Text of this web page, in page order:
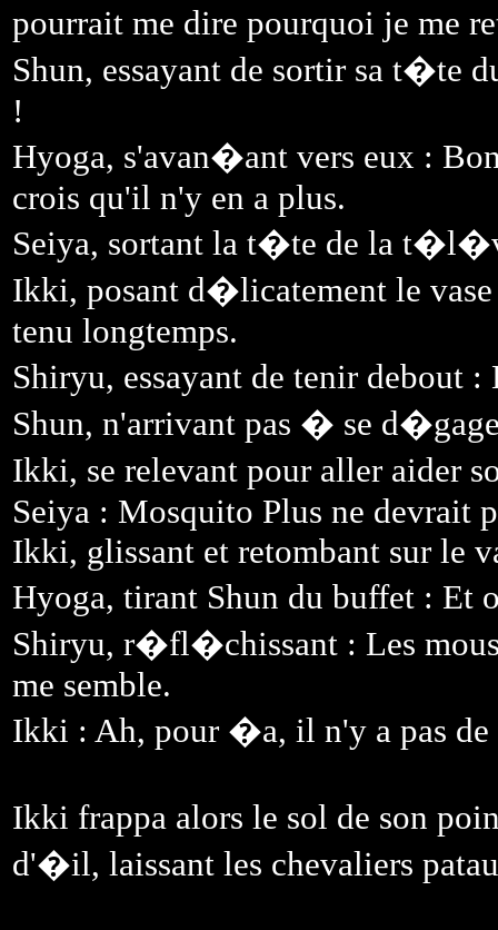
pourrait me dire pourquoi je me
Shun, essayant de sortir sa t�te
!
Hyoga, s'avan�ant vers eux :
crois qu'il n'y en a plus.
Seiya, sortant la t�te de la
Ikki, posant d�licatement le vase
tenu longtemps.
Shiryu, essayant de tenir
Shun, n'arrivant pas � se
Ikki, se relevant pour aller aider
Seiya : Mosquito Plus ne devrait
Ikki, glissant et retombant sur le
Hyoga, tirant Shun du buffet : Et
Shiryu, r�fl�chissant : Les
me semble.
Ikki : Ah, pour �a, il n'y a pas
Ikki frappa alors le sol de son
d'�il, laissant les chevaliers